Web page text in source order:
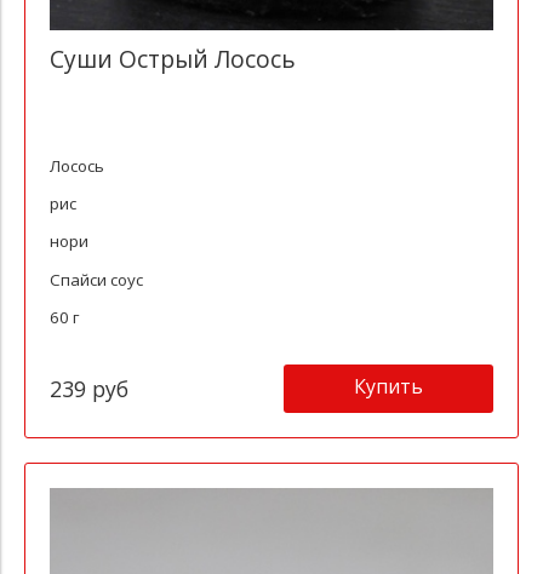
Суши Острый Лосось
Лосось
рис
нори
Спайси соус
60 г
239 руб Купить